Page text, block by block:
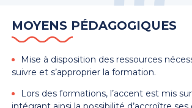
MOYENS PÉDAGOGIQUES
Mise à disposition des ressources
suivre et s’approprier la formation.
Lors des formations, l’accent est mis